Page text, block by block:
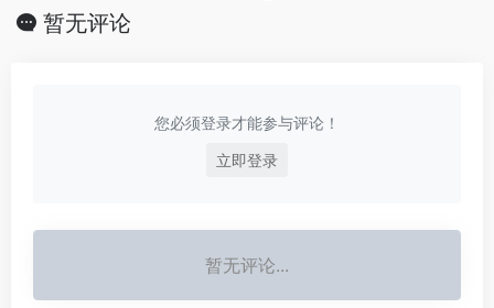
暂无评论
您必须登录才能参与评论！
立即登录
暂无评论...